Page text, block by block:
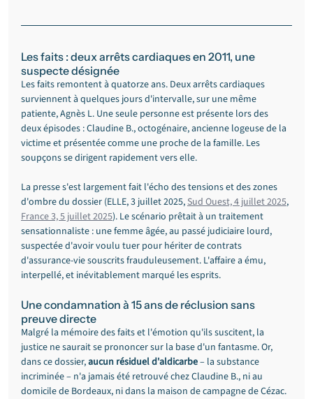
Les faits : deux arrêts cardiaques en 2011, une
suspecte désignée
Les faits remontent à quatorze ans. Deux arrêts cardiaques
surviennent à quelques jours d'intervalle, sur une même
patiente, Agnès L. Une seule personne est présente lors des
deux épisodes : Claudine B., octogénaire, ancienne logeuse de la
victime et présentée comme une proche de la famille. Les
soupçons se dirigent rapidement vers elle.
La presse s'est largement fait l'écho des tensions et des zones
d'ombre du dossier (ELLE, 3 juillet 2025, Sud Ouest, 4 juillet 2025,
France 3, 5 juillet 2025). Le scénario prêtait à un traitement
sensationnaliste : une femme âgée, au passé judiciaire lourd,
suspectée d'avoir voulu tuer pour hériter de contrats
d'assurance-vie souscrits frauduleusement. L'affaire a ému,
interpellé, et inévitablement marqué les esprits.
Une condamnation à 15 ans de réclusion sans
preuve directe
Malgré la mémoire des faits et l'émotion qu'ils suscitent, la
justice ne saurait se prononcer sur la base d'un fantasme. Or,
dans ce dossier, aucun résiduel d'aldicarbe – la substance
incriminée – n'a jamais été retrouvé chez Claudine B., ni au
domicile de Bordeaux, ni dans la maison de campagne de Cézac.